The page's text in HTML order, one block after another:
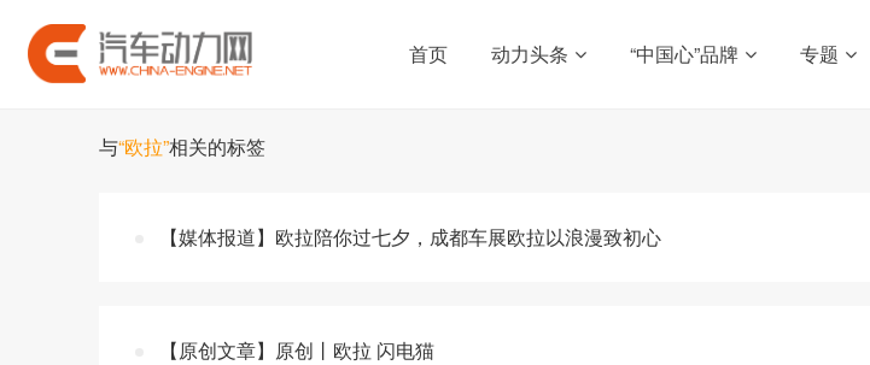
首页 动力头条 “中国心”品牌 专题
与“欧拉”相关的标签
【媒体报道】欧拉陪你过七夕，成都车展欧拉以浪漫致初心
【原创文章】原创丨欧拉 闪电猫